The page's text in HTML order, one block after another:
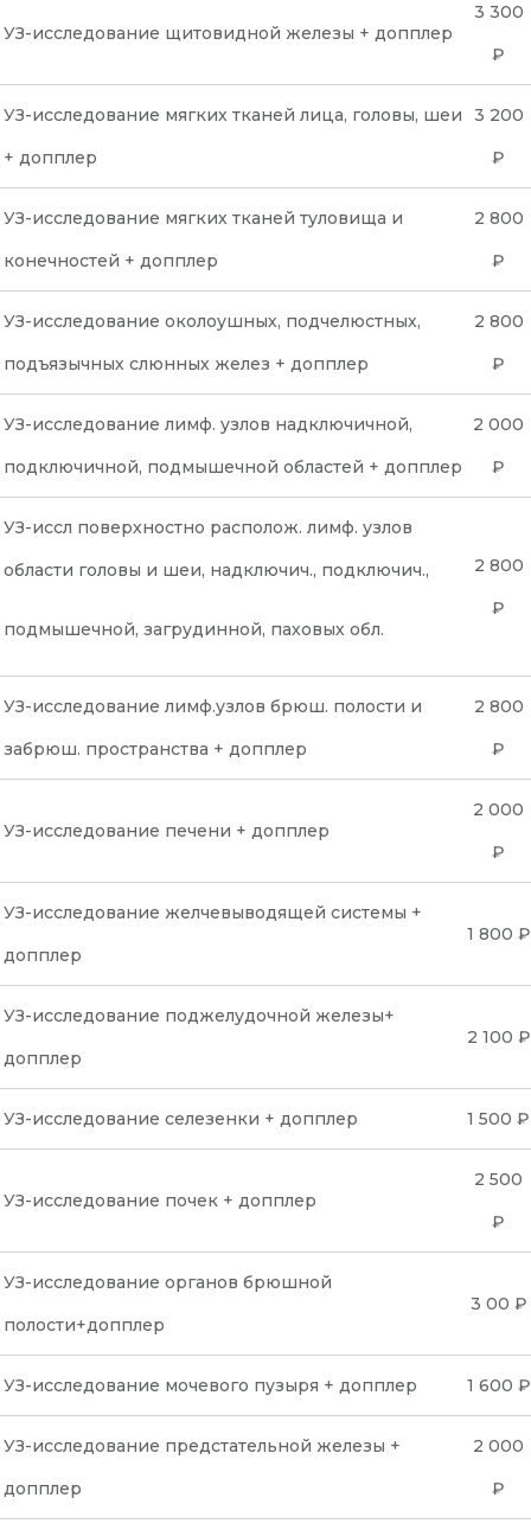
УЗ-исследование щитовидной железы + допплер
3 300
₽
УЗ-исследование мягких тканей лица, головы, шеи
+ допплер
3 200
₽
УЗ-исследование мягких тканей туловища и
конечностей + допплер
2 800
₽
УЗ-исследование околоушных, подчелюстных,
подъязычных слюнных желез + допплер
2 800
₽
УЗ-исследование лимф. узлов надключичной,
подключичной, подмышечной областей + допплер
2 000
₽
УЗ-иссл поверхностно располож. лимф. узлов
области головы и шеи, надключич., подключич.,
подмышечной, загрудинной, паховых обл.
2 800
₽
УЗ-исследование лимф.узлов брюш. полости и
забрюш. пространства + допплер
2 800
₽
УЗ-исследование печени + допплер
2 000
₽
УЗ-исследование желчевыводящей системы +
допплер
1 800 ₽
УЗ-исследование поджелудочной железы+
допплер
2 100 ₽
УЗ-исследование селезенки + допплер 1 500 ₽
УЗ-исследование почек + допплер
2 500
₽
УЗ-исследование органов брюшной
полости+допплер
3 00 ₽
УЗ-исследование мочевого пузыря + допплер 1 600 ₽
УЗ-исследование предстательной железы +
допплер
2 000
₽